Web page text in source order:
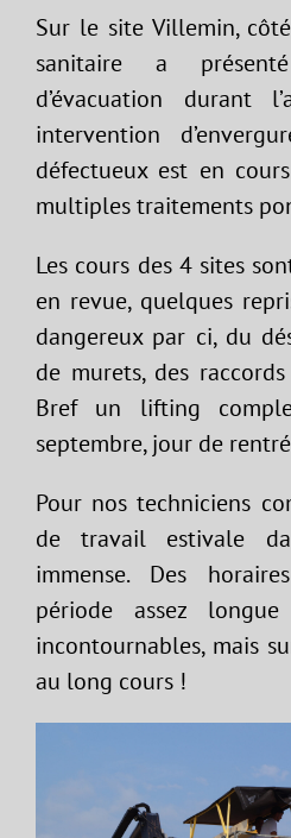
Sur le site Villemin,
sanitaire a
d’évacuation durant
intervention
défectueux est en
multiples traitements
Les cours des 4 sites
en revue, quelques
dangereux par ci, du
de murets, des
Bref un lifting
septembre, jour de
Pour nos techniciens
de travail estivale
immense. Des
période assez
incontournables, mais
au long cours !